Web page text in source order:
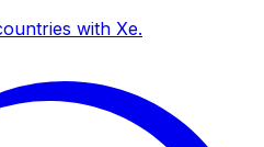
with Xe.